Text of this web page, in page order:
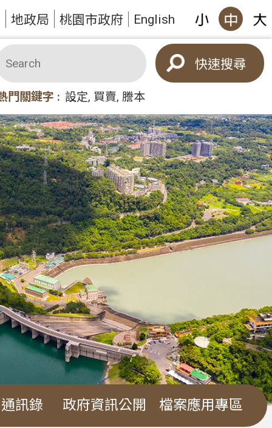
地政局 桃園市政府 English
搜尋
門關鍵字 設定 買賣 謄本
訊錄 政府資訊公開 檔案應用專區